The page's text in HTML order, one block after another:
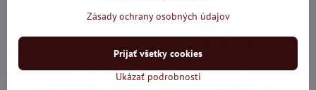
DÁMSKE HODINKY F342-03
36,90 €
Dámske hodinky Perfect
28,29 €
Zásady ochrany osobných údajov
Ukázať podrobnosti
Prijať všetky cookies